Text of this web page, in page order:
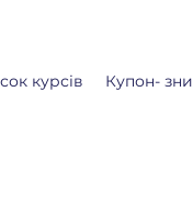
курсів Купон-